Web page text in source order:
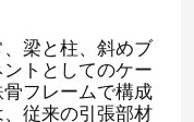
梁と柱、斜めブ
トとしてのケー
フレームで構成
従来の引張部材